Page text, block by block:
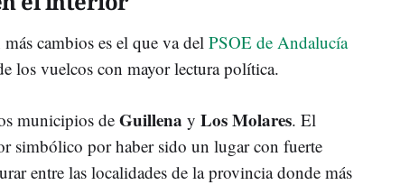
cambios es el que va del PSOE de Andalucía
los vuelcos con mayor lectura política.
municipios de Guillena y Los Molares. El
simbólico por haber sido un lugar con fuerte
entre las localidades de la provincia donde más